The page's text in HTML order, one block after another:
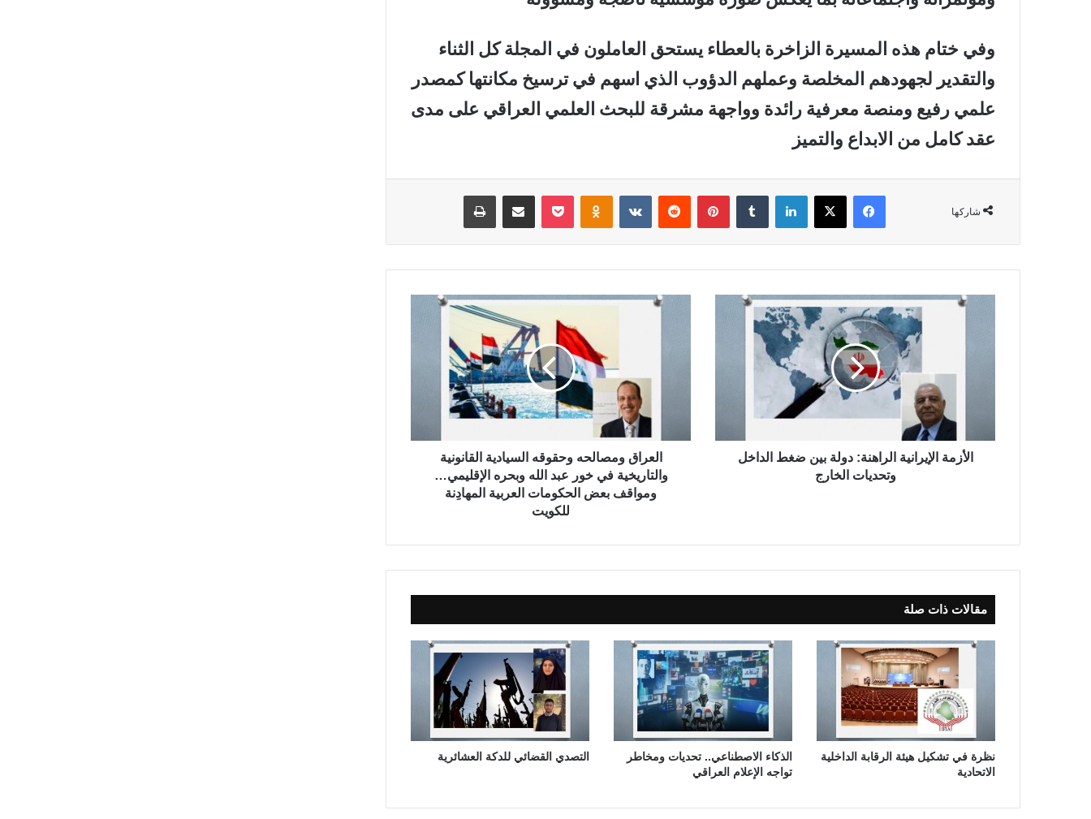
وفي ختام هذه المسيرة الزاخرة بالعطاء يستحق العاملون في المجلة كل الثناء
والتقدير لجهودهم المخلصة وعملهم الدؤوب الذي اسهم في ترسيخ مكانتها كمصدر
علمي رفيع ومنصة معرفية رائدة وواجهة مشرقة للبحث العلمي العراقي على مدى
عقد كامل من الابداع والتميز
شاركها
فيسبوك ‫X لينكدإن بينتيريست ‏VKontakte
إ
ر
ه
ن
ب
ي
الأزمة الإيرانية الراهنة: دولة بين ضغط الداخل
وتحديات الخارج
ص
ق
ا
ل
س
ي
ا
د
ي
ا
العراق ومصالحه وحقوقه السيادية القانونية
والتاريخية في خور عبد الله وبحره الإقليمي…
ومواقف بعض الحكومات العربية المهادِنة
للكويت
مقالات ذات صلة
نظرة في تشكيل هيئة الرقابة الداخلية
الاتحادية
الذكاء الاصطناعي.. تحديات ومخاطر
تواجه الإعلام العراقي
التصدي القضائي للدكة العشائرية